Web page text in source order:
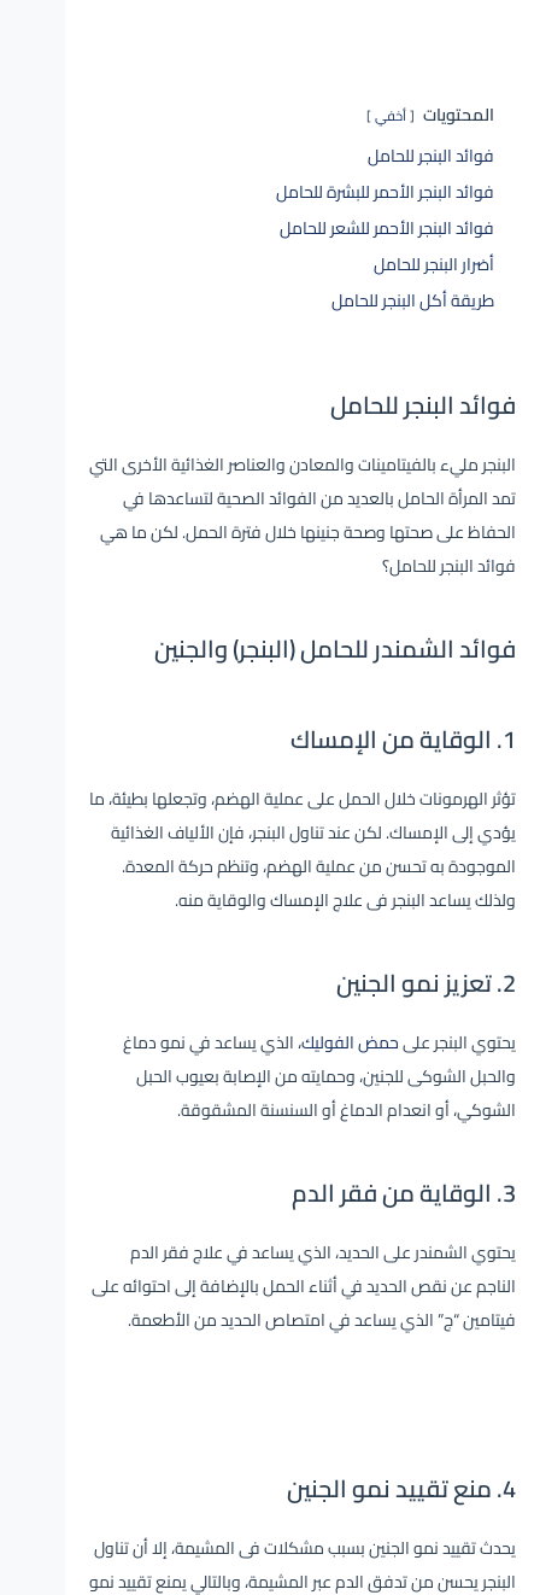
المحتويات أخفي
فوائد البنجر للحامل
فوائد البنجر الأحمر للبشرة للحامل
فوائد البنجر الأحمر للشعر للحامل
أضرار البنجر للحامل
طريقة أكل البنجر للحامل
فوائد البنجر للحامل
البنجر مليء بالفيتامينات والمعادن والعناصر الغذائية الأخرى التي
تمد المرأة الحامل بالعديد من الفوائد الصحية لتساعدها في
الحفاظ على صحتها وصحة جنينها خلال فترة الحمل. لكن ما هي
فوائد البنجر للحامل؟
فوائد الشمندر للحامل (البنجر) والجنين
1. الوقاية من الإمساك
تؤثر الهرمونات خلال الحمل على عملية الهضم، وتجعلها بطيئة، ما
يؤدي إلى الإمساك. لكن عند تناول البنجر، فإن الألياف الغذائية
الموجودة به تحسن من عملية الهضم، وتنظم حركة المعدة.
ولذلك يساعد البنجر فى علاج الإمساك والوقاية منه.
2. تعزيز نمو الجنين
يحتوي البنجر علىحمض الفوليك، الذي يساعد في نمو دماغ
والحبل الشوكى للجنين، وحمايته من الإصابة بعيوب الحبل
الشوكي، أو انعدام الدماغ أو السنسنة المشقوقة.
3. الوقاية من فقر الدم
يحتوي الشمندر على الحديد، الذي يساعد في علاج فقر الدم
الناجم عن نقص الحديد في أثناء الحمل بالإضافة إلى احتوائه على
فيتامين “ج” الذي يساعد في امتصاص الحديد من الأطعمة.
4. منع تقييد نمو الجنين
يحدث تقييد نمو الجنين بسبب مشكلات فى المشيمة، إلا أن تناول
البنجر يحسن من تدفق الدم عبر المشيمة، وبالتالي يمنع تقييد نمو